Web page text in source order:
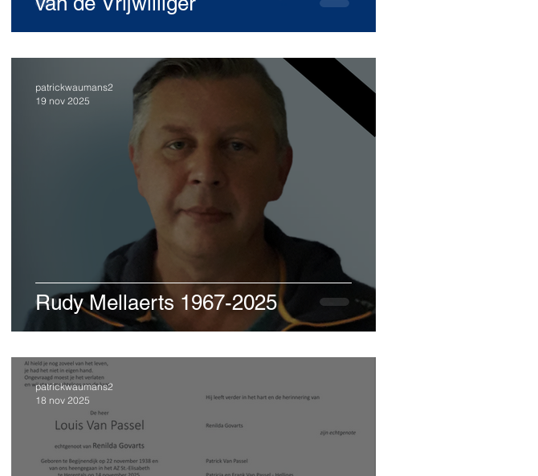
Rudy Mellaerts 1967-2025
patrickwaumans2
19 nov 2025
patrickwaumans2
18 nov 2025